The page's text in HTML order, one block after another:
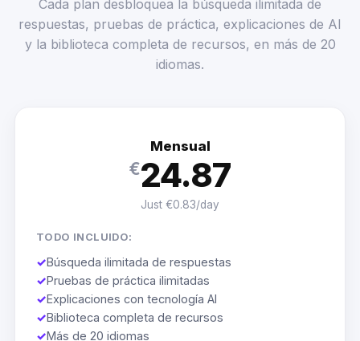
Cada plan desbloquea la búsqueda ilimitada de
respuestas, pruebas de práctica, explicaciones de AI
y la biblioteca completa de recursos, en más de 20
idiomas.
Mensual
€24.87
Just €0.83/day
TODO INCLUIDO:
✓Búsqueda ilimitada de respuestas
✓Pruebas de práctica ilimitadas
✓Explicaciones con tecnología AI
✓Biblioteca completa de recursos
✓Más de 20 idiomas